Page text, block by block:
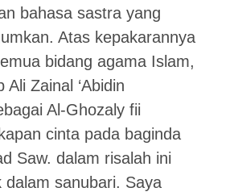
bahasa sastra yang
Atas kepakarannya
bidang agama Islam,
Zainal ‘Abidin
Al-Ghozaly fii
cinta pada baginda
Saw. dalam risalah ini
sanubari. Saya